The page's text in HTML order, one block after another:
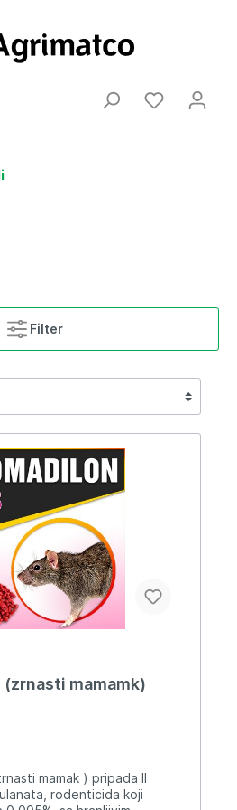
Filter
(zrnasti mamamk)
mamak ) pripada II
rodenticida koji